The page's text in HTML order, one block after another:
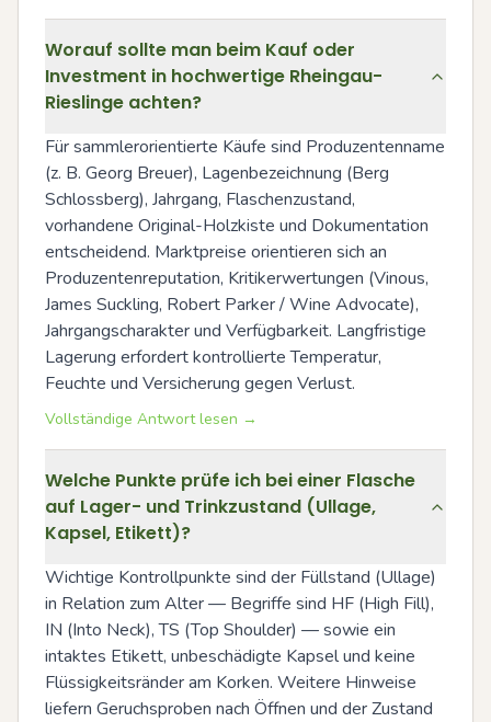
Worauf sollte man beim Kauf oder
Investment in hochwertige Rheingau-
Rieslinge achten?
Für sammlerorientierte Käufe sind Produzentenname
(z. B. Georg Breuer), Lagenbezeichnung (Berg
Schlossberg), Jahrgang, Flaschenzustand,
vorhandene Original-Holzkiste und Dokumentation
entscheidend. Marktpreise orientieren sich an
Produzentenreputation, Kritikerwertungen (Vinous,
James Suckling, Robert Parker / Wine Advocate),
Jahrgangscharakter und Verfügbarkeit. Langfristige
Lagerung erfordert kontrollierte Temperatur,
Feuchte und Versicherung gegen Verlust.
Vollständige Antwort lesen →
Welche Punkte prüfe ich bei einer Flasche
auf Lager- und Trinkzustand (Ullage,
Kapsel, Etikett)?
Wichtige Kontrollpunkte sind der Füllstand (Ullage)
in Relation zum Alter — Begriffe sind HF (High Fill),
IN (Into Neck), TS (Top Shoulder) — sowie ein
intaktes Etikett, unbeschädigte Kapsel und keine
Flüssigkeitsränder am Korken. Weitere Hinweise
liefern Geruchsproben nach Öffnen und der Zustand